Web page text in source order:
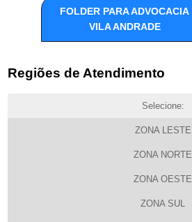
FOLDER PARA ADVOCACIA
VILA ANDRADE
Regiões de Atendimento
Selecione:
ZONA LESTE
ZONA NORTE
ZONA OESTE
ZONA SUL